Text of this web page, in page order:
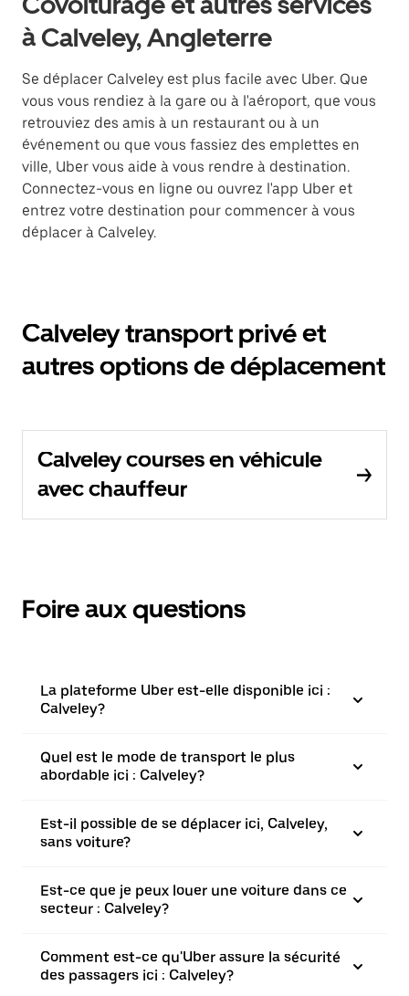
à Calveley, Angleterre
Se déplacer Calveley est plus facile avec Uber. Que
vous vous rendiez à la gare ou à l'aéroport, que vous
retrouviez des amis à un restaurant ou à un
événement ou que vous fassiez des emplettes en
ville, Uber vous aide à vous rendre à destination.
Connectez-vous en ligne ou ouvrez l'app Uber et
entrez votre destination pour commencer à vous
déplacer à Calveley.
Calveley transport privé et
autres options de déplacement
Calveley courses en véhicule
avec chauffeur
Foire aux questions
La plateforme Uber est-elle disponible ici :
Calveley?
Quel est le mode de transport le plus
abordable ici : Calveley?
Est-il possible de se déplacer ici, Calveley,
sans voiture?
Est-ce que je peux louer une voiture dans ce
secteur : Calveley?
Comment est-ce qu'Uber assure la sécurité
des passagers ici : Calveley?